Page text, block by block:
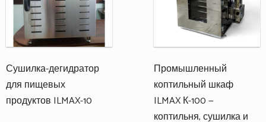
Сушилка-дегидратор
для пищевых
продуктов ILMAX-10
Промышленный
коптильный шкаф
ILMAX К-100 —
коптильня, сушилка и